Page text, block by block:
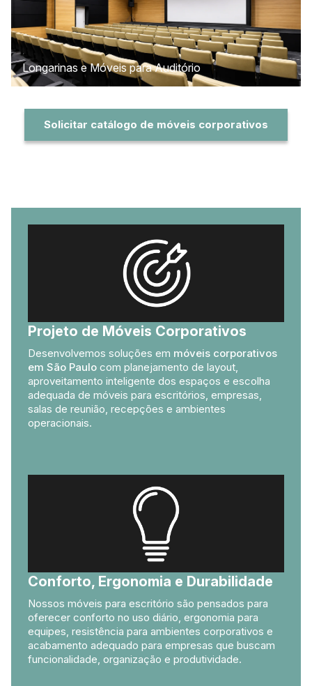
Longarinas e Móveis para Auditório
Solicitar catálogo de móveis corporativos
Diferenciais da Sistema
Projeto de Móveis Corporativos
Desenvolvemos soluções em móveis corporativos
em São Paulo com planejamento de layout,
aproveitamento inteligente dos espaços e escolha
adequada de móveis para escritórios, empresas,
salas de reunião, recepções e ambientes
operacionais.
Conforto, Ergonomia e Durabilidade
Nossos móveis para escritório são pensados para
oferecer conforto no uso diário, ergonomia para
equipes, resistência para ambientes corporativos e
acabamento adequado para empresas que buscam
funcionalidade, organização e produtividade.